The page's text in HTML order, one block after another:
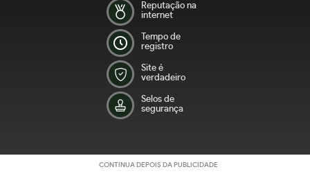
Reputação na
internet
Tempo de
registro
Site é
verdadeiro
Selos de
segurança
CONTINUA DEPOIS DA PUBLICIDADE